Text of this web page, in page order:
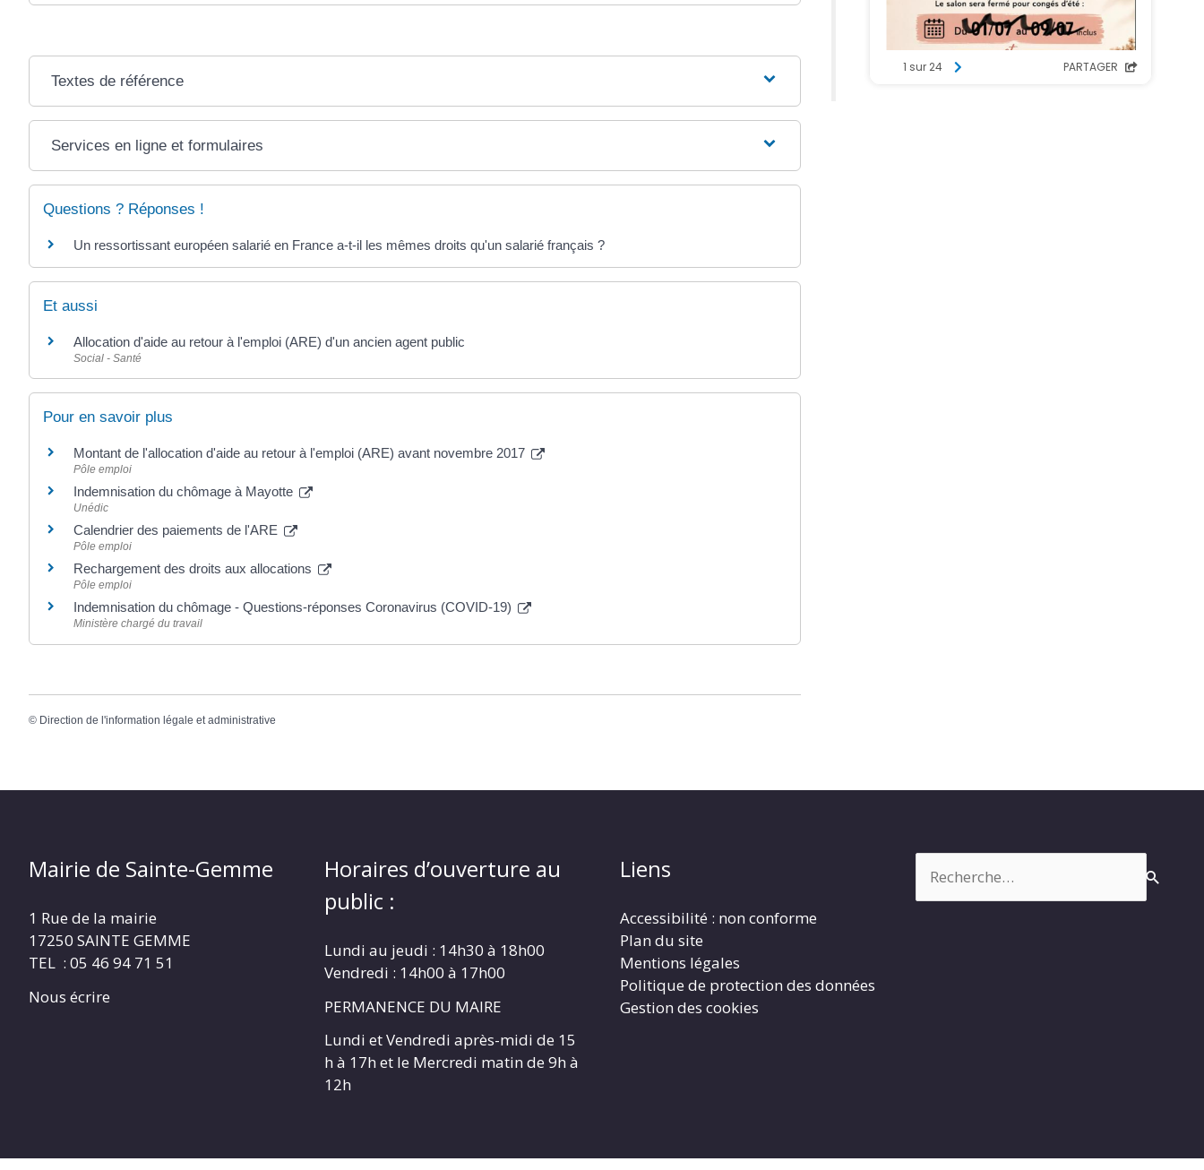
Textes de référence
Services en ligne et formulaires
Questions ? Réponses !
Un ressortissant européen salarié en France a-t-il les mêmes droits qu'un salarié français ?
Et aussi
Allocation d'aide au retour à l'emploi (ARE) d'un ancien agent public
Social - Santé
Pour en savoir plus
Montant de l'allocation d'aide au retour à l'emploi (ARE) avant novembre 2017
Pôle emploi
Indemnisation du chômage à Mayotte
Unédic
Calendrier des paiements de l'ARE
Pôle emploi
Rechargement des droits aux allocations
Pôle emploi
Indemnisation du chômage - Questions-réponses Coronavirus (COVID-19)
Ministère chargé du travail
© Direction de l'information légale et administrative
Mairie de Sainte-Gemme
1 Rue de la mairie
17250 SAINTE GEMME
TEL : 05 46 94 71 51
Nous écrire
Horaires d’ouverture au
public :
Lundi au jeudi : 14h30 à 18h00
Vendredi : 14h00 à 17h00
PERMANENCE DU MAIRE
Lundi et Vendredi après-midi de 15
h à 17h et le Mercredi matin de 9h à
12h
Liens
Accessibilité : non conforme
Plan du site
Mentions légales
Politique de protection des données
Gestion des cookies